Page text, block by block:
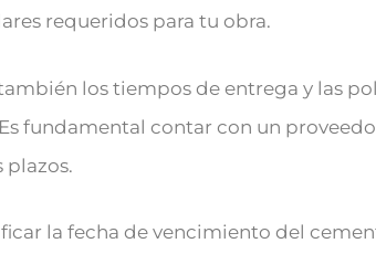
requeridos para tu obra.
los tiempos de entrega y las
Es fundamental contar con un
la fecha de vencimiento del